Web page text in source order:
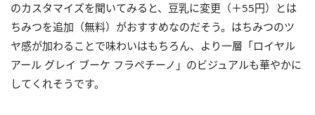
のカスタマイズを聞いてみると、豆乳に変更（＋55円）とは
ちみつを追加（無料）がおすすめなのだそう。はちみつのツ
ヤ感が加わることで味わいはもちろん、より一層「ロイヤル
アール グレイ ブーケ フラペチーノ」のビジュアルも華やかに
してくれそうです。